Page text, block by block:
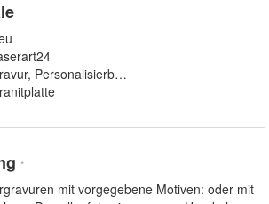
Personalisierbar, Wasserfest
*
mit vorgegebene Motiven: oder mit